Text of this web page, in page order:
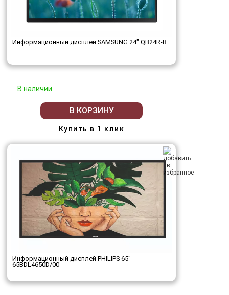
Информационный дисплей SAMSUNG 24" QB24R-B
В наличии
В КОРЗИНУ
Купить в 1 клик
Информационный дисплей PHILIPS 65"
65BDL4650D/00